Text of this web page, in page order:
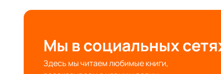
Мы в социальных
Здесь мы читаем любимые книги,